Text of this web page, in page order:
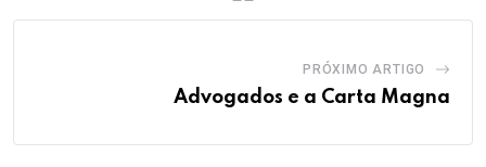
PRÓXIMO ARTIGO
Advogados e a Carta Magna